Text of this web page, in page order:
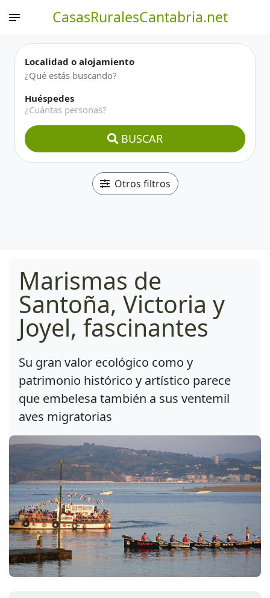
CasasRuralesCantabria.net
Localidad o alojamiento
Huéspedes
¿Cuántas personas?
BUSCAR
Otros filtros
Marismas de
Santoña, Victoria y
Joyel, fascinantes
Su gran valor ecológico como y
patrimonio histórico y artístico parece
que embelesa también a sus ventemil
aves migratorias